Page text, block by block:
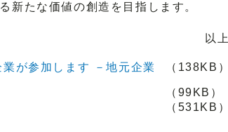
新たな価値の創造を目指します。
以上
が参加します －地元企業
（138KB）
（99KB）
（531KB）